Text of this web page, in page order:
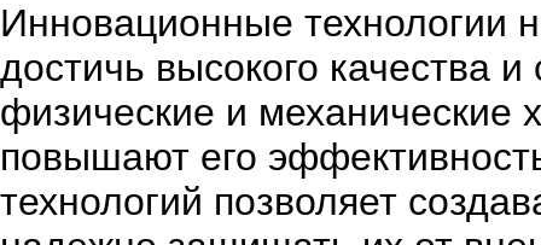
Инновационные технологии
достичь высокого качества
физические и механические
повышают его
технологий позволяет